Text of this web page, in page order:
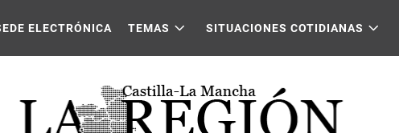
La Mancha
ELECTRÓNICA TEMAS SITUACIONES COTIDIANAS